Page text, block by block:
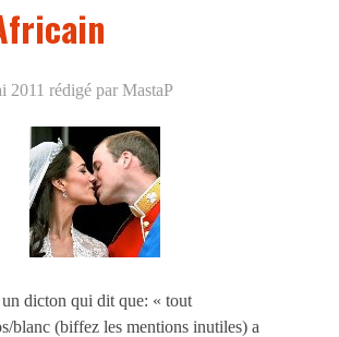
2011 rédigé par MastaP
dicton qui dit que: « tout
blanc (biffez les mentions inutiles) a